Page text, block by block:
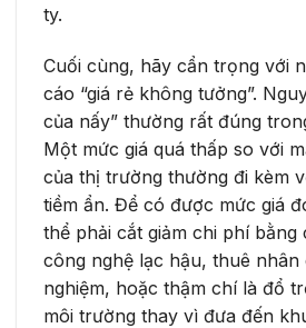
ty.
Cuối cùng, hãy cẩn trọng với
cáo “giá rẻ không tưởng”.
của nấy” thường rất đúng
Một mức giá quá thấp so với
của thị trường thường đi kèm
tiềm ẩn. Để có được mức giá
thể phải cắt giảm chi phí bằng
công nghệ lạc hậu, thuê nhân
nghiệm, hoặc thậm chí là đổ
môi trường thay vì đưa đến